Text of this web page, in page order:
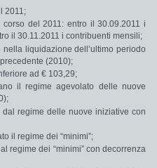
2011;
corso del2011: entro il 30.09.2011 i
il 30.11.2011 i contribuenti mensili;
nella liquidazione dell’ultimo periodo
(2010);
ad € 103,29;
ilregime agevolato delle nuove
dal regime delle nuove iniziative con
il regime dei “minimi”;
regime dei “minimi”con decorrenza